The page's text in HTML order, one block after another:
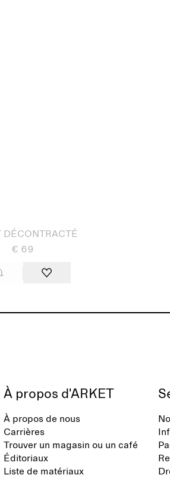
DÉCONTRACTÉ
€ 69
À propos d'ARKET
À propos de nous
Carrières
Trouver un magasin ou un café
Éditoriaux
Liste de matériaux